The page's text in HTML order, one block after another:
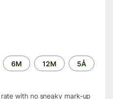
6M 12M 5Å
with no sneaky mark-up